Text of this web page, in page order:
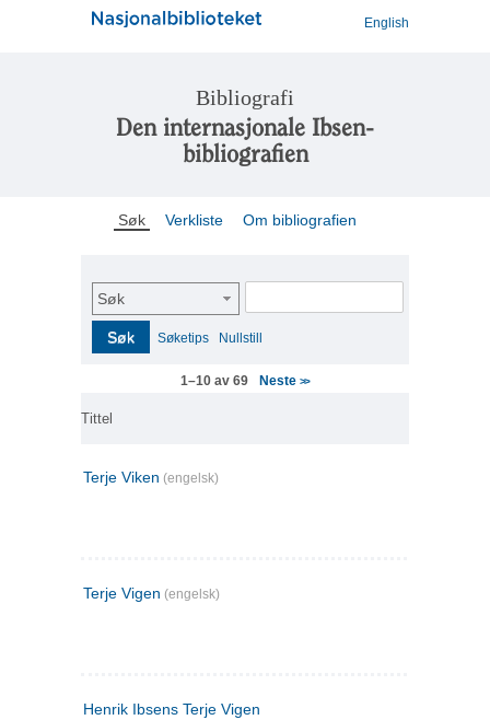
English
Bibliografi
Den internasjonale Ibsen-
bibliografien
Søk Verkliste Om bibliografien
Søk
Søk Søketips Nullstill
1–10 av 69 Neste>>
Tittel
Terje Viken (engelsk)
Terje Vigen (engelsk)
Henrik Ibsens Terje Vigen